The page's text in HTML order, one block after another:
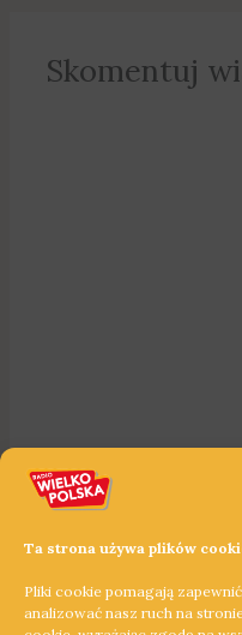
Ta strona używa plików
Pliki cookie pomagają
analizować nasz ruch na
Skomentuj